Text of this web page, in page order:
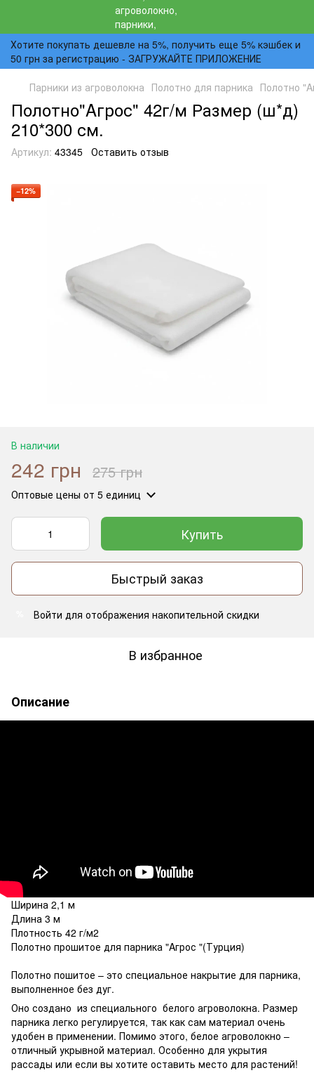
Хотите покупать дешевле на 5%, получить еще 5% кэшбек и
50 грн за регистрацию - ЗАГРУЖАЙТЕ ПРИЛОЖЕНИЕ
Парники из агроволокна Полотно для парника Полотно
Полотно"Aгрос" 42г/м Размер (ш*д)
210*300 см.
Артикул: 43345 Оставить отзыв
−12%
В наличии
242 грн 275 грн
Оптовые цены от 5 единиц
Купить
Быстрый заказ
Войти для отображения накопительной скидки
В избранное
Описание
Ширина 2,1 м
Длина 3 м
Плотность 42 г/м2
Полотно прошитое для парника "Aгрос "(Турция)
Полотно пошитое – это специальное накрытие для парника,
выполненное без дуг.
Оно создано из специального белого агроволокна. Размер
парника легко регулируется, так как сам материал очень
удобен в применении. Помимо этого, белое агроволокно –
отличный укрывной материал. Особенно для укрытия
рассады или если вы хотите оставить место для растений!